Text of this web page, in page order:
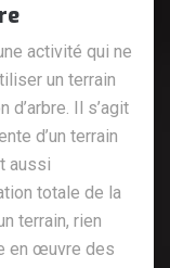
activité qui ne
un terrain
d’arbre. Il s’agit
d’un terrain
aussi
totale de la
terrain, rien
en œuvre des